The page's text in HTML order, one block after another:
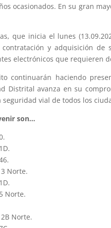
ocasionados. En su gran
que inicia el lunes
y adquisición de
electrónicos que requieren
continuarán haciendo
Distrital avanza en su
vial de todos los
son…
Norte.
Norte.
Norte.